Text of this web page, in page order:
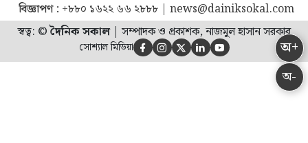
অ-
অ+
বিজ্ঞাপণ : +৮৮০ ১৬২২ ৬৬ ২৮৮৮| news@dainiksokal.com
স্বত্ব: ©দৈনিক সকাল| সম্পাদক ও প্রকাশক, নাজমুল হাসান সরকার
সোশ্যাল মিডিয়া     